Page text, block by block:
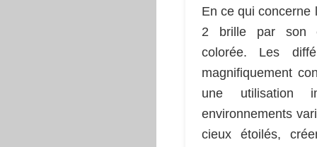
En ce qui concerne
2 brille par son
colorée. Les
magnifiquement
une utilisation
environnements
cieux étoilés,